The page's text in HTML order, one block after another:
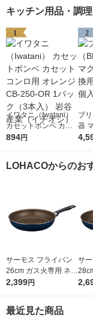
キッチン用品・調
1
イワタニ（Iwatani）
カセットボンベ カセ
ットコンロ用 オレン
（イチオシ）
894円
2
ブ
器
換用
LOHACOからのお
サーモス フライパン
26cm ガス火専用 ネイ
ビー KFI-026 NVY 1個
2,399円
サ
ビー
最近見た商品